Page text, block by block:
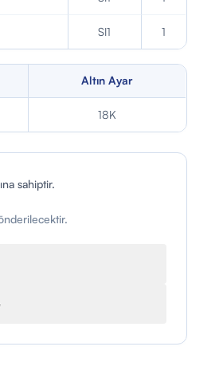
SI1 1
Altın Ayar
18K
sahiptir.